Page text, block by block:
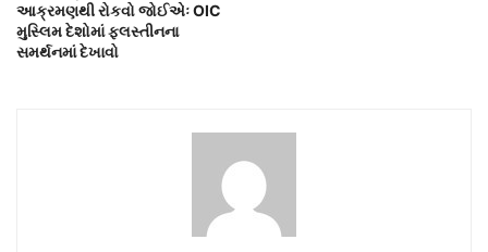
આક્રમણથી રોકવો જોઈએઃ OIC
મુસ્લિમ દેશોમાં ફલસ્તીનના
સમર્થનમાં દેખાવો